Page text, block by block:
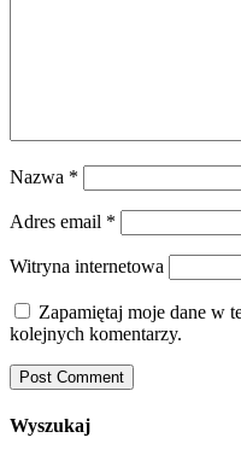
Nazwa *
Adres email *
Witryna internetowa
Zapamiętaj moje dane w
kolejnych komentarzy.
Wyszukaj